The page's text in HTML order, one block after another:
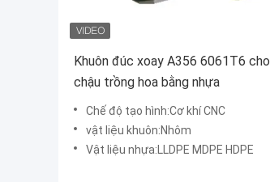
Khuôn đúc xoay A356 6061T6 cho
chậu trồng hoa bằng nhựa
Chế độ tạo hình:Cơ khí CNC
vật liệu khuôn:Nhôm
Vật liệu nhựa:LLDPE MDPE HDPE